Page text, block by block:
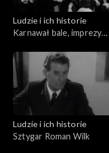
Ludzie i ich historie
Karnawał bale, imprezy
Ludzie i ich historie
Sztygar Roman Wilk